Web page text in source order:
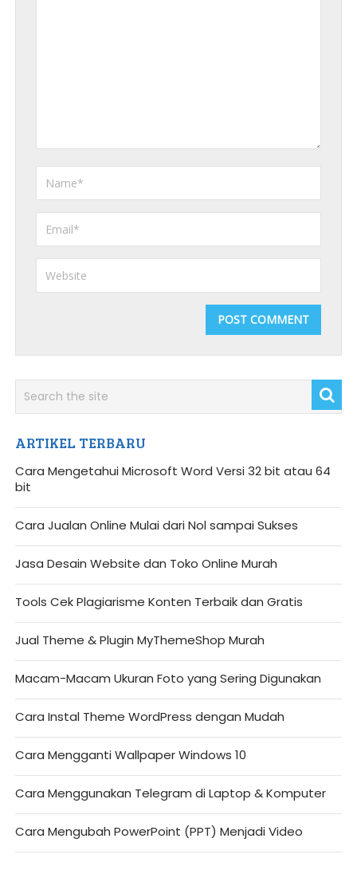
ARTIKEL TERBARU
Cara Mengetahui Microsoft Word Versi 32 bit atau 64
bit
Cara Jualan Online Mulai dari Nol sampai Sukses
Jasa Desain Website dan Toko Online Murah
Tools Cek Plagiarisme Konten Terbaik dan Gratis
Jual Theme & Plugin MyThemeShop Murah
Macam-Macam Ukuran Foto yang Sering Digunakan
Cara Instal Theme WordPress dengan Mudah
Cara Mengganti Wallpaper Windows 10
Cara Menggunakan Telegram di Laptop & Komputer
Cara Mengubah PowerPoint (PPT) Menjadi Video